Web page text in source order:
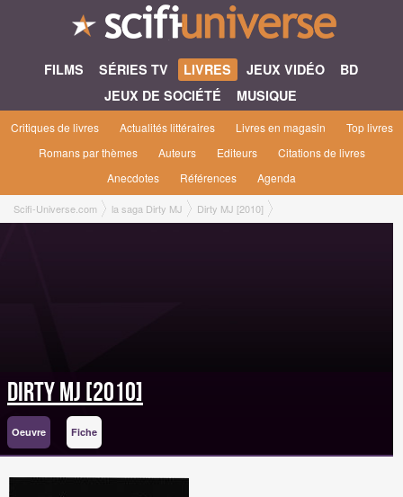
FILMS SÉRIES TV LIVRES JEUX VIDÉO
BD
JEUX DE SOCIÉTÉ
MUSIQUE
Critiques de livres Actualités littéraires Livres en magasin
Top livres
Romans par thèmes
Auteurs Editeurs
Citations de livres
Anecdotes
Références Agenda
Scifi-Universe.com la saga Dirty MJ Dirty MJ [2010]
Dirty MJ [2010]
Oeuvre Fiche